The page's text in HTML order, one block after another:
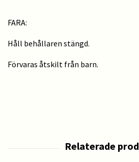
FARA:
Håll behållaren stängd.
Förvaras åtskilt från barn.